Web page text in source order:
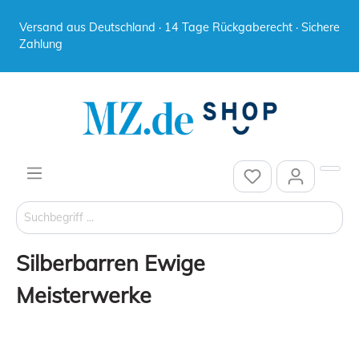
Versand aus Deutschland · 14 Tage Rückgaberecht · Sichere
Zahlung
Silberbarren Ewige
Meisterwerke